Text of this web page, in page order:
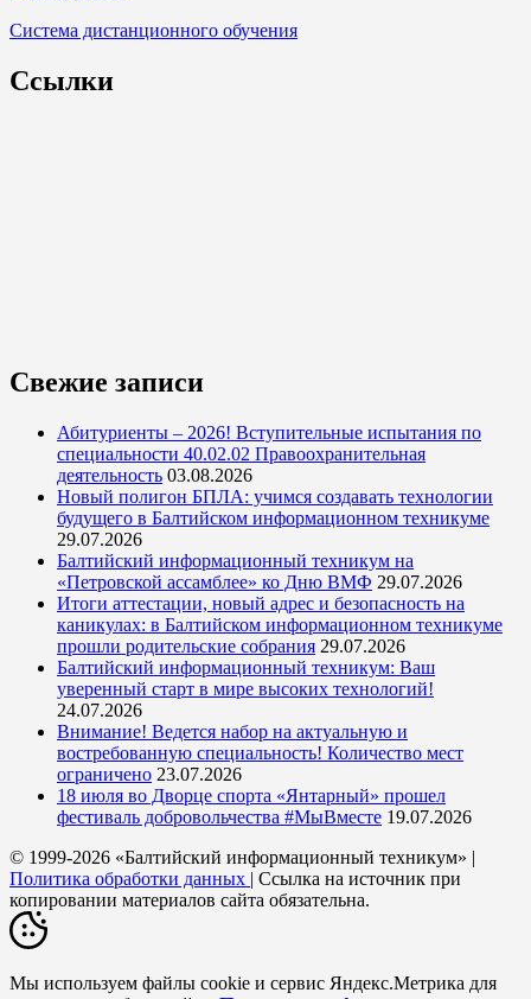
Система дистанционного обучения
Ссылки
Свежие записи
Абитуриенты – 2026! Вступительные испытания по
специальности 40.02.02 Правоохранительная
деятельность 03.08.2026
Новый полигон БПЛА: учимся создавать технологии
будущего в Балтийском информационном техникуме
29.07.2026
Балтийский информационный техникум на
«Петровской ассамблее» ко Дню ВМФ 29.07.2026
Итоги аттестации, новый адрес и безопасность на
каникулах: в Балтийском информационном техникуме
прошли родительские собрания 29.07.2026
Балтийский информационный техникум: Ваш
уверенный старт в мире высоких технологий!
24.07.2026
Внимание! Ведется набор на актуальную и
востребованную специальность! Количество мест
ограничено 23.07.2026
18 июля во Дворце спорта «Янтарный» прошел
фестиваль добровольчества #МыВместе 19.07.2026
© 1999-2026 «Балтийский информационный техникум» |
Политика обработки данных | Ссылка на источник при
копировании материалов сайта обязательна.
Мы используем файлы cookie и сервис Яндекс.Метрика для